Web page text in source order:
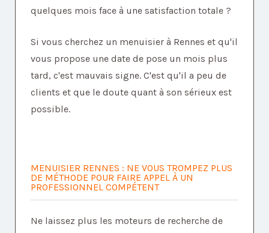
quelques mois face à une satisfaction totale ?
Si vous cherchez un menuisier à Rennes et qu'il
vous propose une date de pose un mois plus
tard, c'est mauvais signe. C'est qu'il a peu de
clients et que le doute quant à son sérieux est
possible.
MENUISIER RENNES : NE VOUS TROMPEZ PLUS
DE MÉTHODE POUR FAIRE APPEL À UN
PROFESSIONNEL COMPÉTENT
Ne laissez plus les moteurs de recherche de